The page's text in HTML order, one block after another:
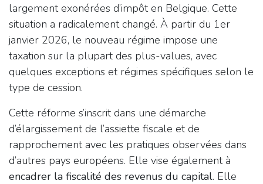
largement exonérées d’impôt en Belgique. Cette
situation a radicalement changé. À partir du 1er
janvier 2026, le nouveau régime impose une
taxation sur la plupart des plus-values, avec
quelques exceptions et régimes spécifiques selon le
type de cession.
Cette réforme s’inscrit dans une démarche
d’élargissement de l’assiette fiscale et de
rapprochement avec les pratiques observées dans
d’autres pays européens. Elle vise également à
encadrer la fiscalité des revenus du capital. Elle